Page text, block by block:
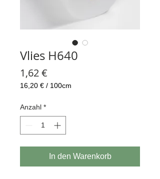
Vlies H640
1,62 €
16,20 € / 100cm
pro
Zentimeter
Anzahl *
In den Warenkorb